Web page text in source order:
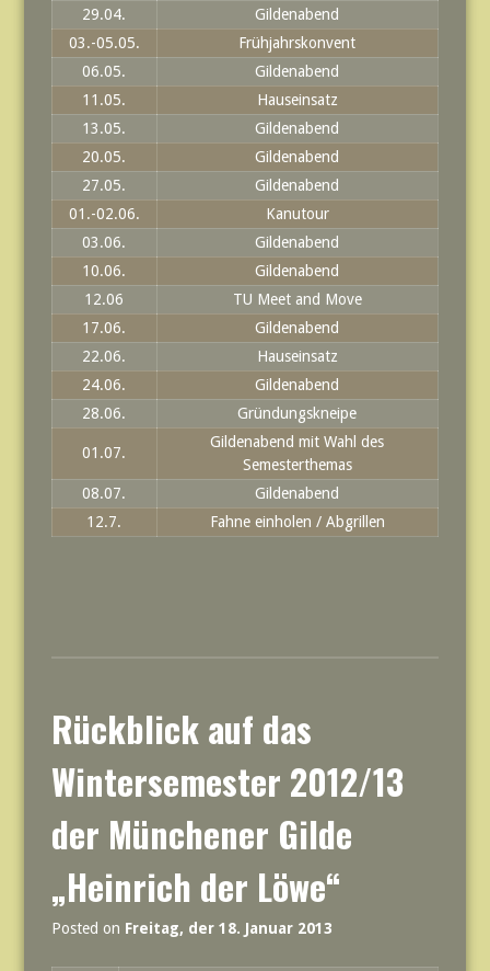
29.04.
Gildenabend
03.-05.05.
Frühjahrskonvent
06.05.
Gildenabend
11.05.
Hauseinsatz
13.05.
Gildenabend
20.05.
Gildenabend
27.05.
Gildenabend
01.-02.06.
Kanutour
03.06.
Gildenabend
10.06.
Gildenabend
12.06
TU Meet and Move
17.06.
Gildenabend
22.06.
Hauseinsatz
24.06.
Gildenabend
28.06.
Gründungskneipe
01.07.
Gildenabend mit Wahl des
Semesterthemas
08.07.
Gildenabend
12.7.
Fahne einholen / Abgrillen
Rückblick auf das
Wintersemester 2012/13
der Münchener Gilde
„Heinrich der Löwe“
Posted on Freitag, der 18. Januar 2013